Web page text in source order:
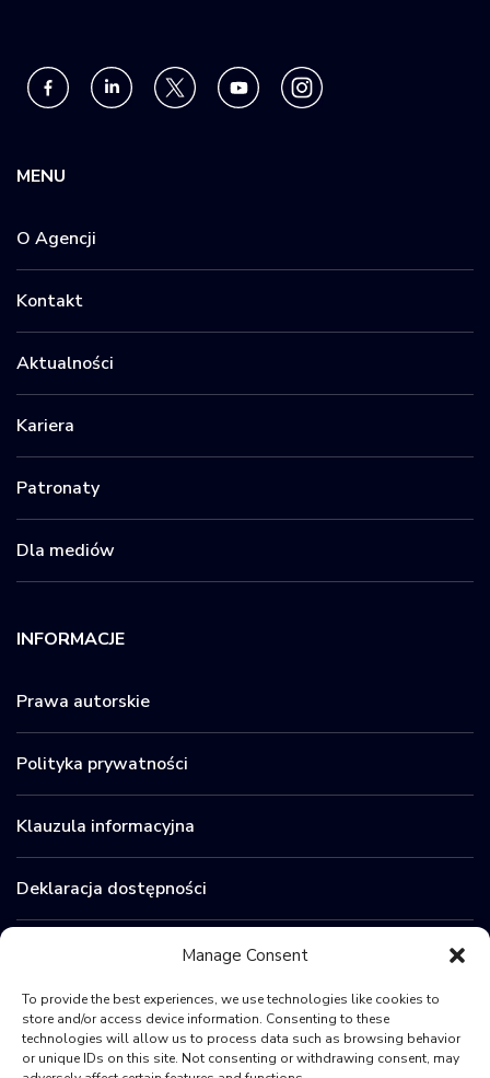
Manage Consent
To provide the best experiences, we use technologies like cookies to
store and/or access device information. Consenting to these
technologies will allow us to process data such as browsing behavior
or unique IDs on this site. Not consenting or withdrawing consent, may
MENU
O Agencji
Kontakt
Aktualności
Kariera
Patronaty
Dla mediów
INFORMACJE
Prawa autorskie
Polityka prywatności
Klauzula informacyjna
Deklaracja dostępności
Zamówienia publiczne
BIP